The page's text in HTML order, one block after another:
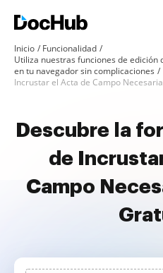
Inicio
Funcionalidad
Utiliza nuestras funciones de edición
en tu navegador sin complicaciones
Incrustar el Acta de Campo
Descubre la
de
Campo